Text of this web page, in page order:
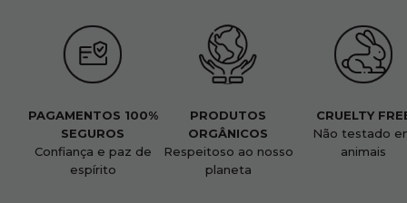
PAGAMENTOS 100%
SEGUROS
Confiança e paz de
espírito
PRODUTOS
ORGÂNICOS
Respeitoso ao nosso
planeta
CRUELTY
Não testado
animais